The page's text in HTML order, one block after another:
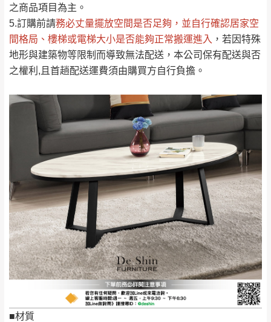
之商品項目為主。
5.訂購前請務必丈量擺放空間是否足夠 ，並自行確認居家空
間格局、 樓梯或電梯大小是否能夠正常搬運進入 ，若因特殊
地形與建築物等限制而導致無法配送，本公司保有配送與否
之權利,且首趟配送運費須由購買方自行負擔。
■材質
免 運
費
＊A108產品另收運費
新竹
峨眉鄉、五峰鄉、
橫山、北埔鄉、尖
石鄉、寶山鄉山
區、新埔山區、芎
里
台北 無
新北
雙溪、貢寮、烏
來、平溪、九份、
石門、林口 下福
里、新店山區、三
峽山區、石碇、坪
林、福隆、淡水山
區、北投湖山路、
深坑山區
$ 9,000以上：免
運費
接單後二日內(不含例假日)，我們客服會與您
電話聯絡或E-Mail通知確認訂單。
（線上客服 LINE → @dershin）
下單前先詢問是否現貨，若未詢問下單後無
（洽詢方式請搜尋 Line ID → @dershin）
運送範圍：限定北至基隆，南至苗栗，偏遠
地區恕無法提供運送 (詳見運送規章)。
配送範圍：
苗栗至基隆；其它地區暫不開放，如因特殊
地型限制(山區、鄉、鎮、村)、樓梯太小、無
法搬運上樓等因素，導致無法配送，本公司
保有出貨的權利。
保護物流人員的工作安全，賣家無提供吊掛
服務，若需以吊車或其他的吊掛方式吊運，
費用將由買方自行支付。
因大型傢俱有組裝、配送的問題，並非一般